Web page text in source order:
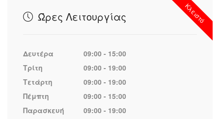
Κλειστό
Ώρες Λειτουργίας
Δευτέρα
09:00 - 15:00
Τρίτη
09:00 - 19:00
Τετάρτη
09:00 - 19:00
Πέμπτη
09:00 - 15:00
Παρασκευή
09:00 - 19:00